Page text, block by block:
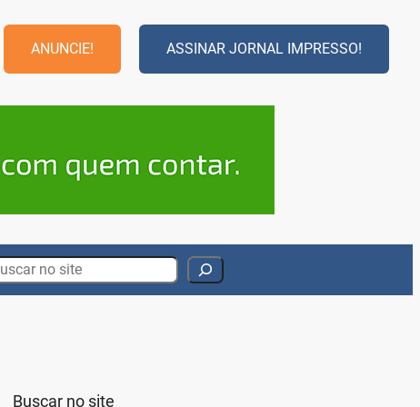
ANUNCIE! ASSINAR JORNAL IMPRESSO!
Buscar no site